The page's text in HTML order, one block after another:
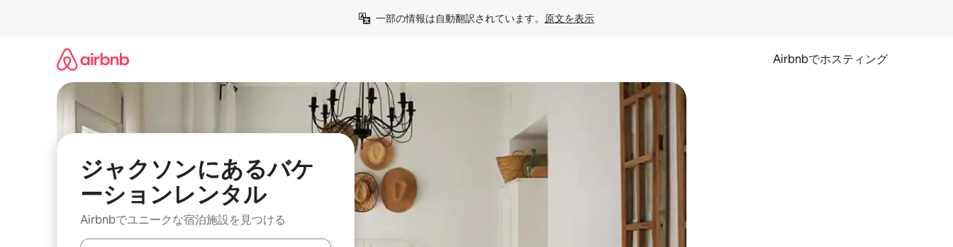
一部の情報は自動翻訳されています。 原文を表示
Airbnbでホスティング
ジャクソンにあるバケ
ーションレンタル
Airbnbでユニークな宿泊施設を見つける